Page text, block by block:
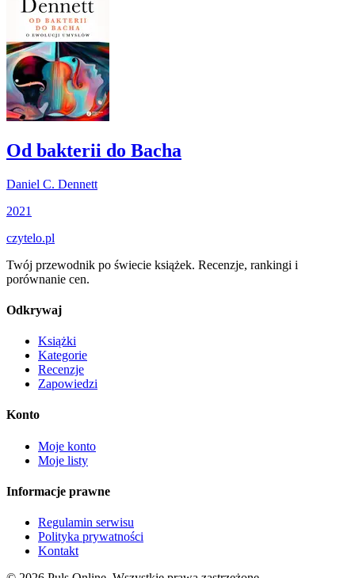
Od bakterii do Bacha
Daniel C. Dennett
2021
czytelo.pl
Twój przewodnik po świecie książek. Recenzje, rankingi i
porównanie cen.
Odkrywaj
Książki
Kategorie
Recenzje
Zapowiedzi
Konto
Moje konto
Moje listy
Informacje prawne
Regulamin serwisu
Polityka prywatności
Kontakt